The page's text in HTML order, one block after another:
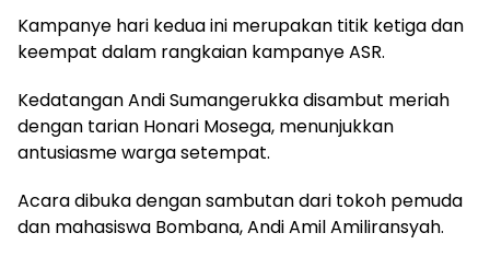
Kampanye hari kedua ini merupakan titik ketiga dan
keempat dalam rangkaian kampanye ASR.
Kedatangan Andi Sumangerukka disambut meriah
dengan tarian Honari Mosega, menunjukkan
antusiasme warga setempat.
Acara dibuka dengan sambutan dari tokoh pemuda
dan mahasiswa Bombana, Andi Amil Amiliransyah.